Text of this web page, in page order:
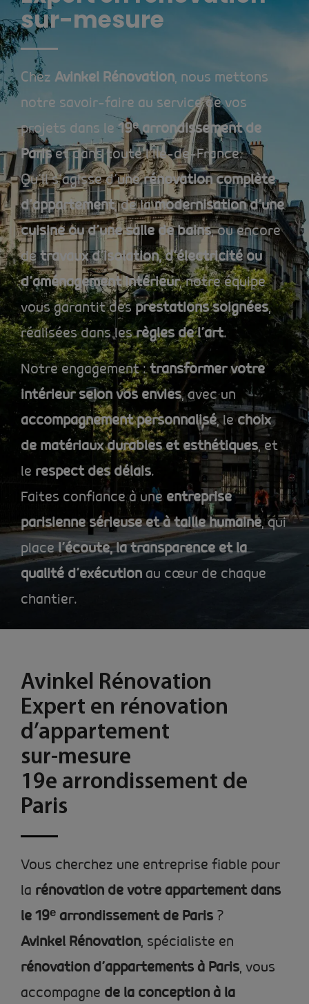
sur-mesure
Chez Avinkel Rénovation, nous mettons
notre savoir-faire au service de vos
projets dans le 19ᵉarrondissement de
Pariset dans toute l’Île-de-France.
Qu’il s’agisse d’unerénovation complète
d’appartement, de lamodernisation d’une
cuisine ou d’une salle de bains, ou encore
detravaux d’isolation, d’électricité ou
d’aménagement intérieur, notre équipe
vous garantit des prestations soignées,
réalisées dans lesrègles de l’art.
Notre engagement :transformer votre
intérieur selon vos envies, avec un
accompagnement personnalisé, le choix
de matériaux durables et esthétiques, et
le respect des délais.
Faites confiance à une entreprise
parisienne sérieuse et à taille humaine, qui
placel’écoute, la transparence et la
qualité d’exécution au cœur de chaque
chantier.
Avinkel Rénovation
Expert en rénovation
d’appartement
sur-mesure
19e arrondissement de
Paris
Vous cherchez une entreprise fiable pour
la rénovation de votre appartement dans
le 19ᵉ arrondissement de Paris ?
Avinkel Rénovation, spécialiste en
rénovation d’appartements à Paris, vous
accompagne de la conception à la